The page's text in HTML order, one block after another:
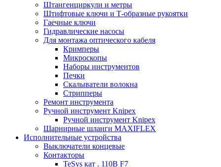
Штангенциркули и метры
Штифтовые ключи и Т-образные рукоятки
Гаечные ключи
Гидравлические насосы
Для монтажа оптического кабеля
Кримперы
Микроскопы
Наборы инструментов
Печки
Скалыватели волокна
Стрипперы
Ремонт инструмента
Ручной инструмент Knipex
Ручной инструмент Knipex
Шарнирные шланги MAXIFLEX
Исполнительные устройства
Выключатели концевые
Контакторы
TeSys кат . 110В F7